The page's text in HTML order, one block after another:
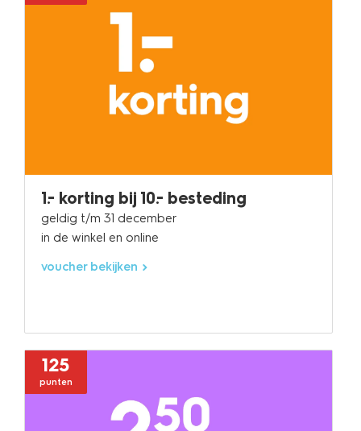
1.- korting bij 10.- besteding
geldig t/m 31 december
in de winkel en online
voucher bekijken
125
punten